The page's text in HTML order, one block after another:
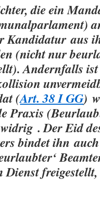
die ein
Kandidatur aus
(nicht nur
Andernfalls ist
(Art. 38 I GG)
Praxis
. Der Eid
bindet ihn
Dienst